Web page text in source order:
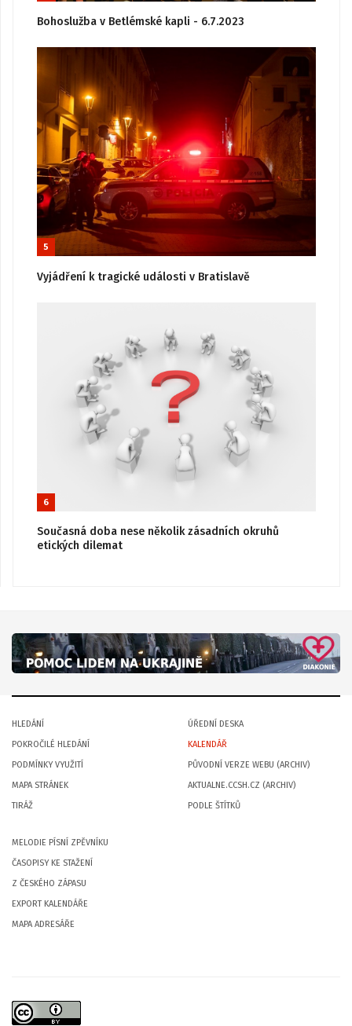
Bohoslužba v Betlémské kapli - 6.7.2023
5
Vyjádření k tragické události v Bratislavě
6
Současná doba nese několik zásadních okruhů
etických dilemat
HLEDÁNÍ
POKROČILÉ HLEDÁNÍ
PODMÍNKY VYUŽITÍ
MAPA STRÁNEK
TIRÁŽ
ÚŘEDNÍ DESKA
KALENDÁŘ
PŮVODNÍ VERZE WEBU (ARCHIV)
AKTUALNE.CCSH.CZ (ARCHIV)
PODLE ŠTÍTKŮ
MELODIE PÍSNÍ ZPĚVNÍKU
ČASOPISY KE STAŽENÍ
Z ČESKÉHO ZÁPASU
EXPORT KALENDÁŘE
MAPA ADRESÁŘE